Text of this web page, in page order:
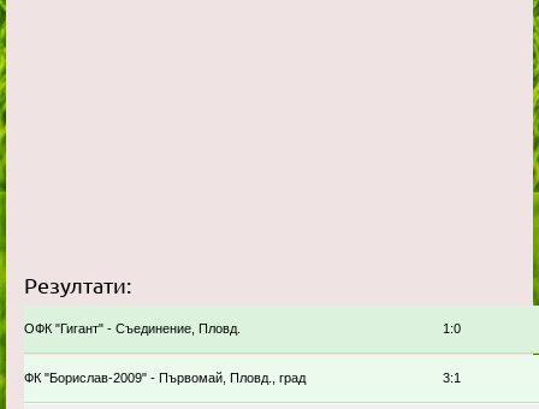
Резултати:
ОФК "Гигант" - Съединение, Пловд. 1:0
ФК "Борислав-2009" - Първомай, Пловд., град 3:1